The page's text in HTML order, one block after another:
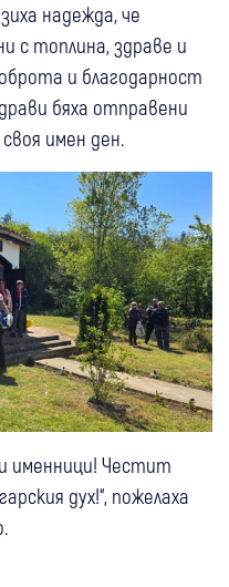
надежда, че
с топлина, здраве и
и благодарност
бяха отправени
имен ден.
именници! Честит
дух!“, пожелаха